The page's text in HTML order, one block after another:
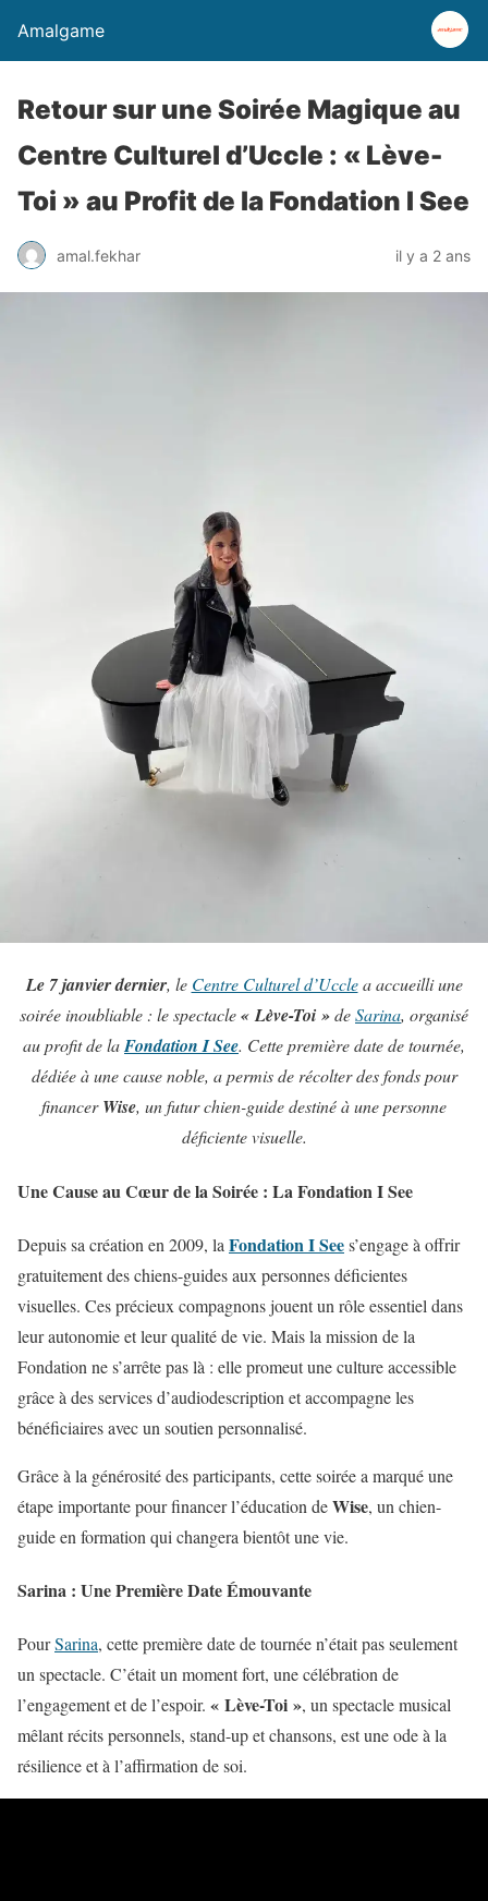
Amalgame
Retour sur une Soirée Magique au
Centre Culturel d’Uccle : « Lève-
Toi » au Profit de la Fondation I See
amal.fekhar il y a 2 ans
Le 7 janvier dernier, le Centre Culturel d’Ucclea accueilli une
soirée inoubliable : le spectacle« Lève-Toi »deSarina, organisé
au profit de laFondation I See. Cette première date de tournée,
dédiée à une cause noble, a permis de récolter des fonds pour
financerWise, un futur chien-guide destiné à une personne
déficiente visuelle.
Une Cause au Cœur de la Soirée : La Fondation I See
Depuis sa création en 2009, la Fondation I Sees’engage à offrir
gratuitement des chiens-guides aux personnes déficientes
visuelles. Ces précieux compagnons jouent un rôle essentiel dans
leur autonomie et leur qualité de vie. Mais la mission de la
Fondation ne s’arrête pas là : elle promeut une culture accessible
grâce à des services d’audiodescription et accompagne les
bénéficiaires avec un soutien personnalisé.
Grâce à la générosité des participants, cette soirée a marqué une
étape importante pour financer l’éducation deWise, un chien-
guide en formation qui changera bientôt une vie.
Sarina : Une Première Date Émouvante
PourSarina, cette première date de tournée n’était pas seulement
un spectacle. C’était un moment fort, une célébration de
l’engagement et de l’espoir. « Lève-Toi », un spectacle musical
mêlant récits personnels, stand-up et chansons, est une ode à la
résilience et à l’affirmation de soi.